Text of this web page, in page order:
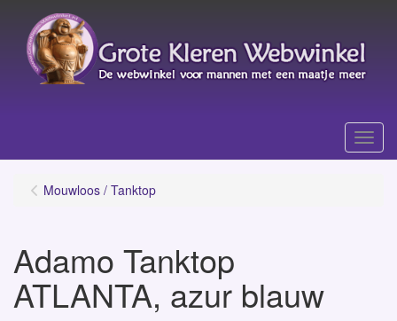
Menu
Mouwloos / Tanktop
Adamo Tanktop
ATLANTA, azur blauw